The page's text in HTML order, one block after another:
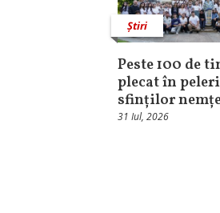
Știri
Peste 100 de
plecat în
sfinților
31 Iul, 2026